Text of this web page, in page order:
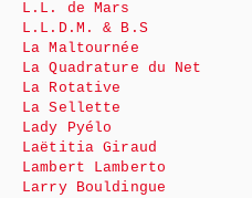
L.L. de Mars
L.L.D.M. & B.S
La Maltournée
La Quadrature du Net
La Rotative
La Sellette
Lady Pyélo
Laëtitia Giraud
Lambert Lamberto
Larry Bouldingue